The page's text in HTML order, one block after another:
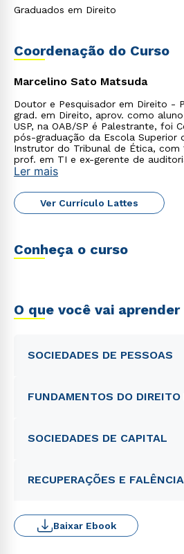
Graduados em Direito
Coordenação do Curso
Marcelino Sato Matsuda
Doutor e Pesquisador em Direito -
grad. em Direito, aprov. como
USP, na OAB/SP é Palestrante, foi
pós-graduação da Escola Superior
Instrutor do Tribunal de Ética, com
prof. em TI e ex-gerente de
software.
Ler mais
Ver Currículo Lattes
Conheça o curso
O que você vai aprender
SOCIEDADES DE PESSOAS
FUNDAMENTOS DO DIREITO
SOCIEDADES DE CAPITAL
RECUPERAÇÕES E FALÊNCIA
Baixar Ebook